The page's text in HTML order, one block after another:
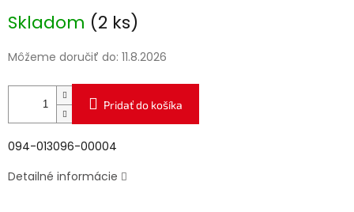
cena:
Skladom (2 ks)
Môžeme doručiť do: 11.8.2026
Pridať do košíka
094-013096-00004
Detailné informácie